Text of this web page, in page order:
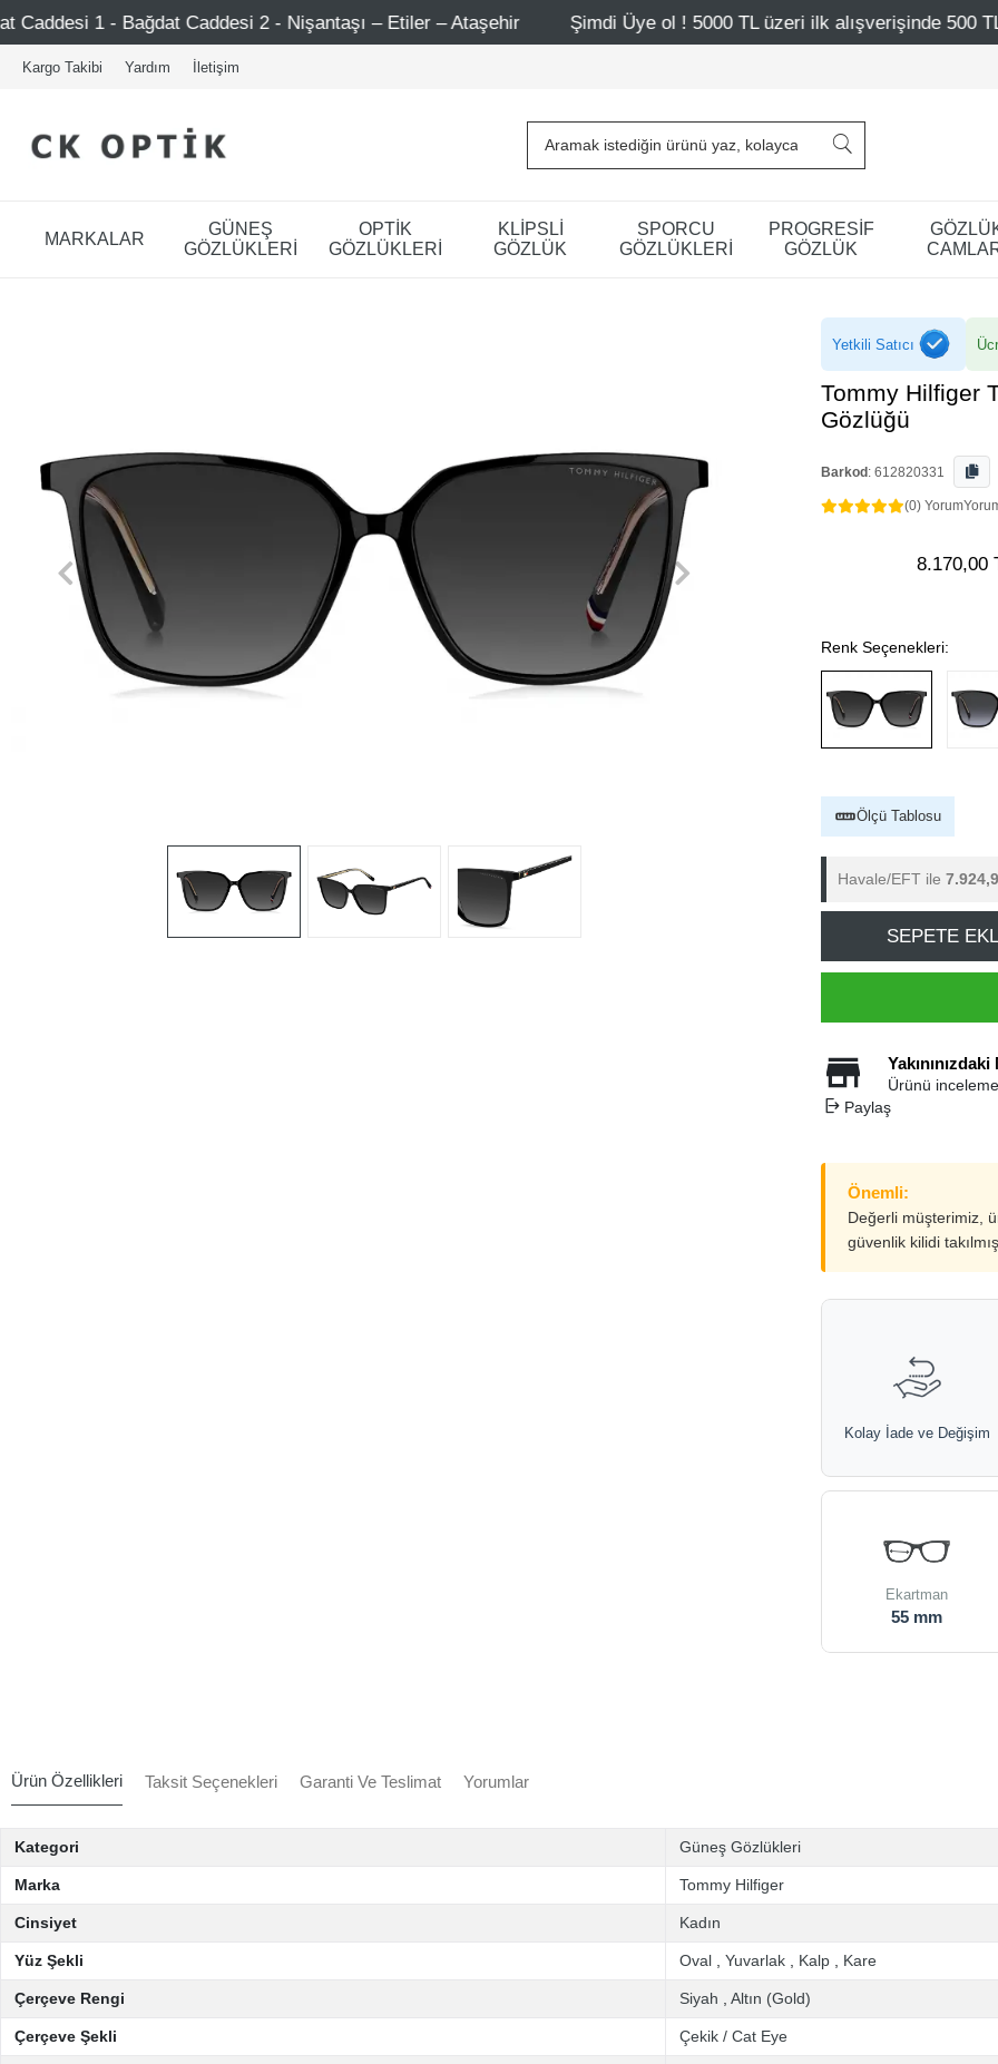
Caddesi 2 - Nişantaşı – Etiler – Ataşehir Şimdi Üye ol ! 5000 TL üzeri ilk alışverişinde 500 TL indirim
Kargo Takibi Yardım İletişim
MARKALAR
GÜNEŞ
GÖZLÜKLERİ
OPTİK
GÖZLÜKLERİ
KLİPSLİ
GÖZLÜK
SPORCU
GÖZLÜKLERİ
PROGRESİF
GÖZLÜK
Yetkili Satıcı
Tommy Hilfiger
Gözlüğü
Barkod : 612820331
(0) Yorum
8.170,00
Renk Seçenekleri:
Ölçü Tablosu
Havale/EFT ile
SEPETE
Ürünü
Paylaş
Önemli:
Değerli müşterimiz,
güvenlik kilidi
Kolay İade ve Değişim
Ekartman
55 mm
Ürün Özellikleri Taksit Seçenekleri Garanti Ve Teslimat Yorumlar
Kategori Güneş Gözlükleri
Marka Tommy Hilfiger
Cinsiyet Kadın
Yüz Şekli Oval Yuvarlak Kalp Kare
Çerçeve Rengi Siyah Altın (Gold)
Çerçeve Şekli Çekik / Cat Eye